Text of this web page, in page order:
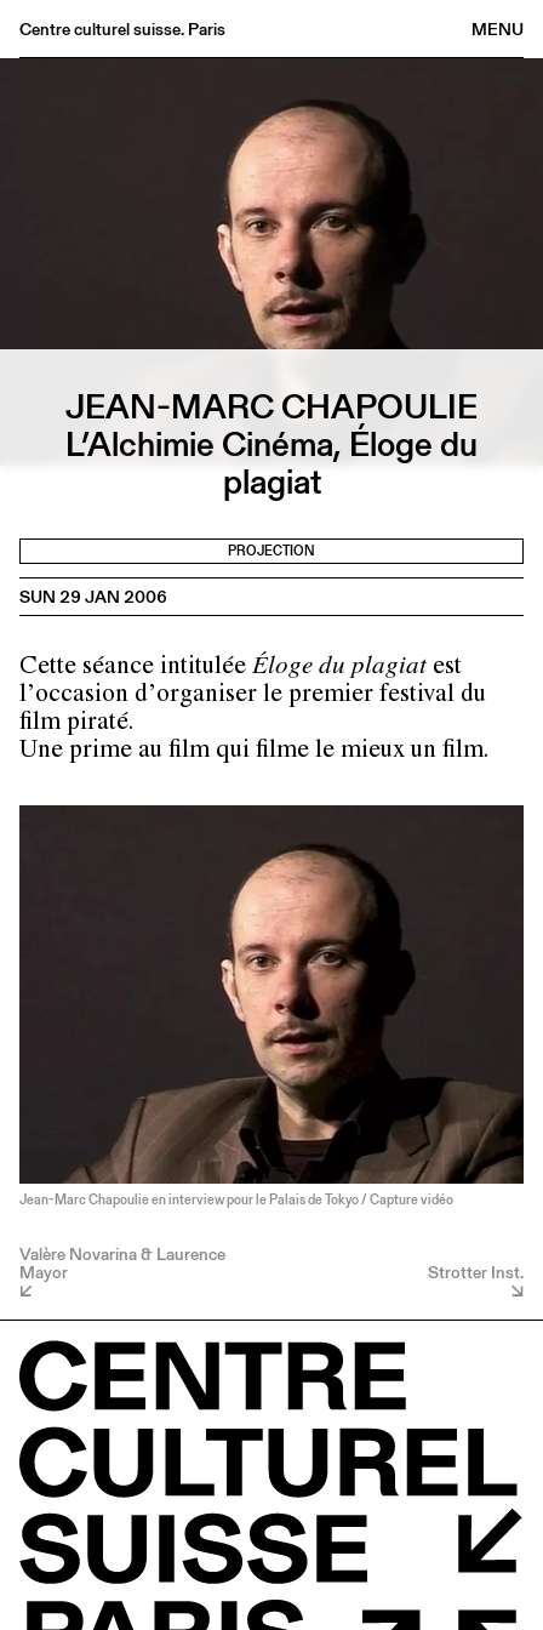
MENU
Centre culturel suisse. Paris
FR/EN
JEAN-MARC CHAPOULIE
L’Alchimie Cinéma, Éloge du
plagiat
PROJECTION
SUN 29 JAN 2006
Cette séance intitulée Éloge du plagiatest
l’occasion d’organiser le premier festival du
film piraté.
Une prime au film qui filme le mieux un film.
Jean-Marc Chapoulie en interview pour le Palais de Tokyo / Capture vidéo
Valère Novarina & Laurence
Mayor Strotter Inst.